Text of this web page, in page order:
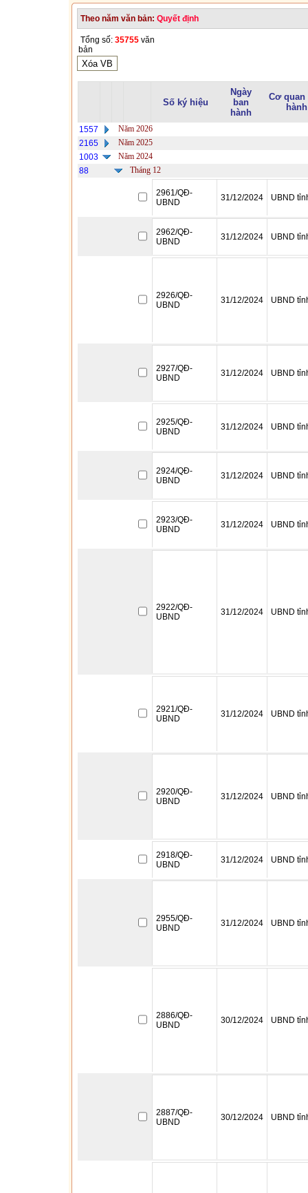
Theo năm văn bản: Quyết định
Tổng số: 35755 văn
bản
Số ký hiệu
Ngày
ban
hành
Cơ quan
hành
1557
Năm 2026
2165
Năm 2025
1003
Năm 2024
88
Tháng 12
2961/QĐ-
UBND
31/12/2024 UBND
2962/QĐ-
UBND
31/12/2024 UBND
2926/QĐ-
UBND
31/12/2024 UBND
2927/QĐ-
UBND
31/12/2024 UBND
2925/QĐ-
UBND
31/12/2024 UBND
2924/QĐ-
UBND
31/12/2024 UBND
2923/QĐ-
UBND
31/12/2024 UBND
2922/QĐ-
UBND
31/12/2024 UBND
2921/QĐ-
UBND
31/12/2024 UBND
2920/QĐ-
UBND
31/12/2024 UBND
2918/QĐ-
UBND
31/12/2024 UBND
2955/QĐ-
UBND
31/12/2024 UBND
2886/QĐ-
UBND
30/12/2024 UBND
2887/QĐ-
UBND
30/12/2024 UBND